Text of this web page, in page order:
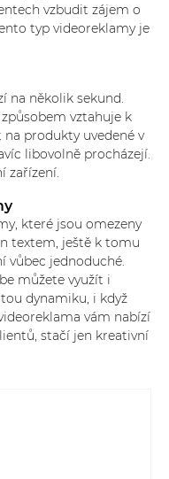
vzbudit zájem o
typ videoreklamy je
na několik sekund.
vztahuje k
produkty uvedené v
libovolně procházejí.
zařízení.
které jsou omezeny
textem, ještě k tomu
vůbec jednoduché.
můžete využít i
dynamiku, i když
vám nabízí
stačí jen kreativní